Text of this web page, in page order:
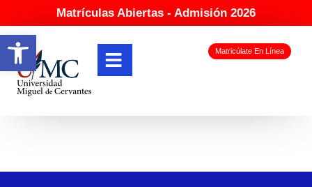
Abrir barra de herramientas
Matrículas Abiertas - Admisión 2026
Matricúlate En Línea